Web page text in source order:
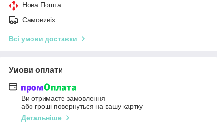
Нова Пошта
Самовивіз
Всі умови доставки
Умови оплати
Ви отримаєте замовлення
або гроші повернуться на вашу картку
Детальніше